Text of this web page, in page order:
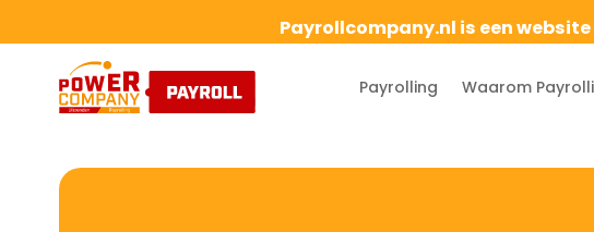
Payrollcompany.nl is een
Payrolling Waarom